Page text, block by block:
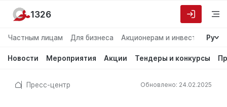
Частным лицам Для бизнеса Акционерам и инвесторам
Ру
Новости Мероприятия Акции Тендеры и конкурсы
1326
Пресс-центр Обновлено: 24.02.2025